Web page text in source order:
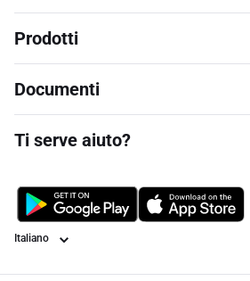
Prodotti
Documenti
Ti serve aiuto?
Lingua